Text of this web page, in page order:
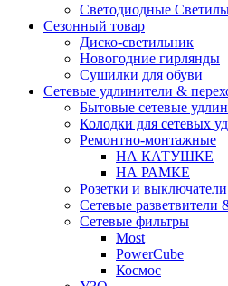
Светодиодные
Сезонный товар
Диско-светильник
Новогодние гирлянды
Сушилки для обуви
Сетевые удлинители &
Бытовые сетевые
Колодки для сетевых
Ремонтно-монтажные
НА КАТУШКЕ
НА РАМКЕ
Розетки и выключатели
Сетевые разветвители
Сетевые фильтры
Most
PowerCube
Космос